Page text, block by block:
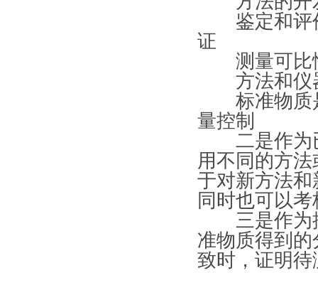
鉴定和评价
证
测量可比
方法和仪
标准物质是
量控制
二是作为已
用不同的方
于对新方法
同时也可以
三是作为控
准物质得到
致时，证明